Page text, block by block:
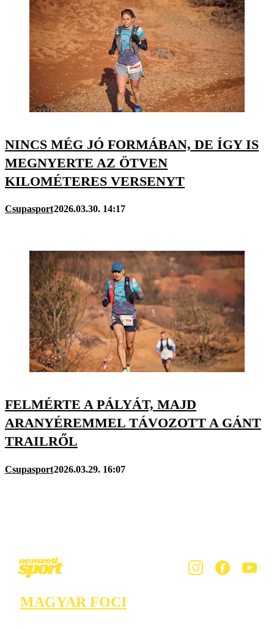
NINCS MÉG JÓ FORMÁBAN, DE ÍGY IS
MEGNYERTE AZ ÖTVEN
KILOMÉTERES VERSENYT
Csupasport2026.03.30. 14:17
FELMÉRTE A PÁLYÁT, MAJD
ARANYÉREMMEL TÁVOZOTT A GÁNT
TRAILRŐL
Csupasport2026.03.29. 16:07
MAGYAR FOCI